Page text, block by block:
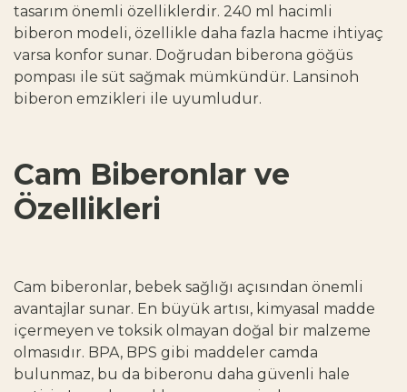
tasarım önemli özelliklerdir. 240 ml hacimli
biberon modeli, özellikle daha fazla hacme ihtiyaç
varsa konfor sunar. Doğrudan biberona göğüs
pompası ile süt sağmak mümkündür. Lansinoh
biberon emzikleri ile uyumludur.
Cam Biberonlar ve
Özellikleri
Cam biberonlar, bebek sağlığı açısından önemli
avantajlar sunar. En büyük artısı, kimyasal madde
içermeyen ve toksik olmayan doğal bir malzeme
olmasıdır. BPA, BPS gibi maddeler camda
bulunmaz, bu da biberonu daha güvenli hale